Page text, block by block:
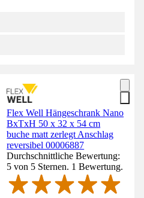
Flex Well Hängeschrank Nano
BxTxH 50 x 32 x 54 cm
buche matt zerlegt Anschlag
reversibel 00006887
Durchschnittliche Bewertung:
5 von 5 Sternen. 1 Bewertung.